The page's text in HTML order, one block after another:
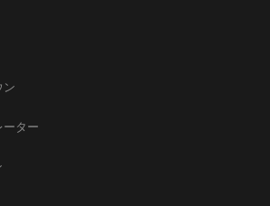
ン
ーター